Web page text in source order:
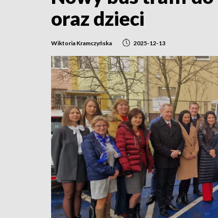
oraz dzieci
Wiktoria Kramczyńska 2025-12-13